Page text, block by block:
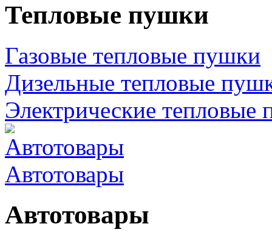
Тепловые пушки
Газовые тепловые пушки
Дизельные тепловые
Электрические тепловые
Автотовары
Автотовары